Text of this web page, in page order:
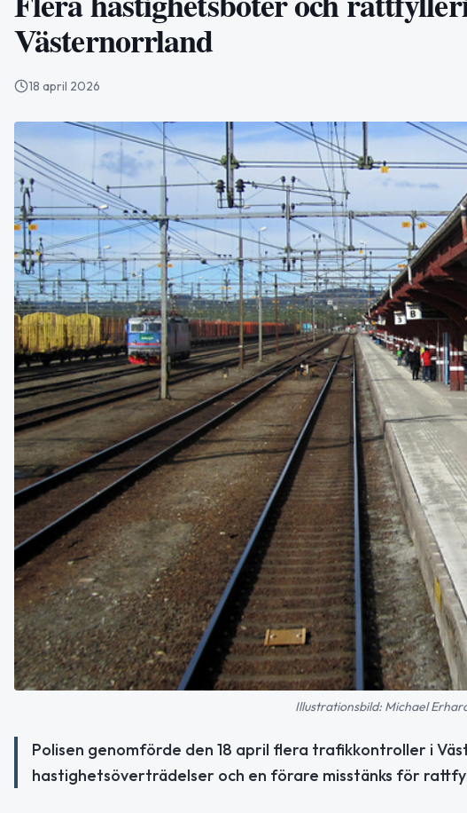
Västernorrland
18 april 2026
Illustrationsbild: Michael
Polisen genomförde den 18 april flera trafikkontroller i
hastighetsöverträdelser och en förare misstänks för